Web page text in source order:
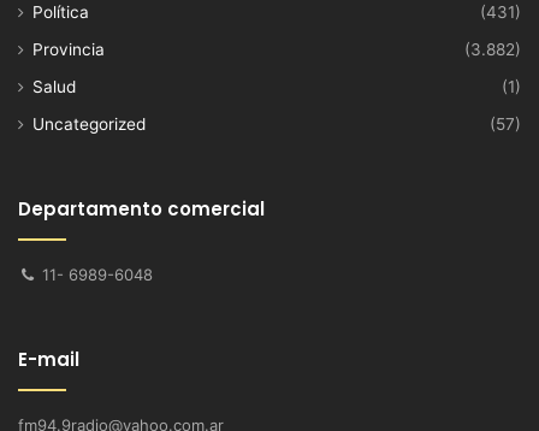
Política
(431)
Provincia
(3.882)
Salud
(1)
Uncategorized
(57)
Departamento comercial
11- 6989-6048
E-mail
fm94.9radio@yahoo.com.ar